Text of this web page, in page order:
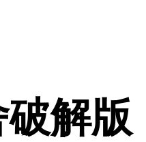
解版